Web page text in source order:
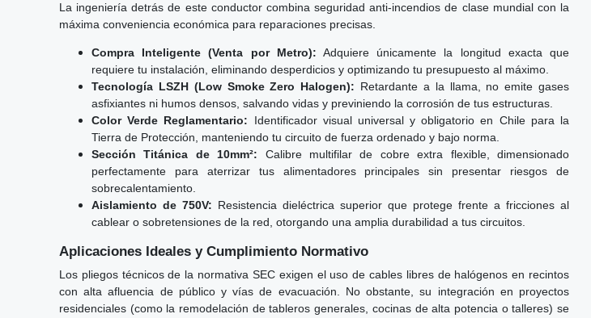
La ingeniería detrás de este conductor combina seguridad anti-incendios de clase mundial con la
máxima conveniencia económica para reparaciones precisas.
Compra Inteligente (Venta por Metro): Adquiere únicamente la longitud exacta que
requiere tu instalación, eliminando desperdicios y optimizando tu presupuesto al máximo.
Tecnología LSZH (Low Smoke Zero Halogen): Retardante a la llama, no emite gases
asfixiantes ni humos densos, salvando vidas y previniendo la corrosión de tus estructuras.
Color Verde Reglamentario: Identificador visual universal y obligatorio en Chile para la
Tierra de Protección, manteniendo tu circuito de fuerza ordenado y bajo norma.
Sección Titánica de 10mm²: Calibre multifilar de cobre extra flexible, dimensionado
perfectamente para aterrizar tus alimentadores principales sin presentar riesgos de
sobrecalentamiento.
Aislamiento de 750V: Resistencia dieléctrica superior que protege frente a fricciones al
cablear o sobretensiones de la red, otorgando una amplia durabilidad a tus circuitos.
Aplicaciones Ideales y Cumplimiento Normativo
Los pliegos técnicos de la normativa SEC exigen el uso de cables libres de halógenos en recintos
con alta afluencia de público y vías de evacuación. No obstante, su integración en proyectos
residenciales (como la remodelación de tableros generales, cocinas de alta potencia o talleres) se